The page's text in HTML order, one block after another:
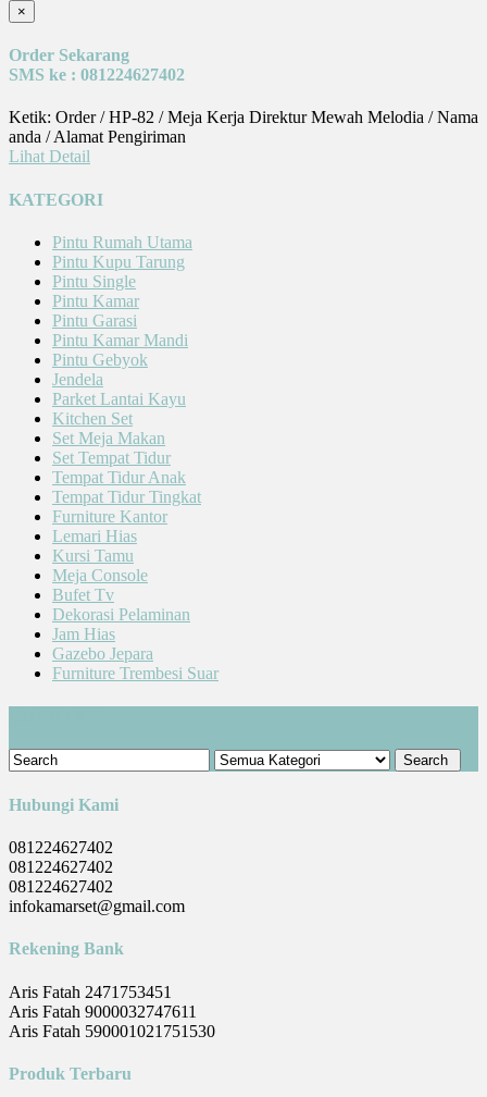
×
Order Sekarang
SMS ke : 081224627402
Ketik: Order / HP-82 / Meja Kerja Direktur Mewah Melodia / Nama
anda / Alamat Pengiriman
Lihat Detail
KATEGORI
Pintu Rumah Utama
Pintu Kupu Tarung
Pintu Single
Pintu Kamar
Pintu Garasi
Pintu Kamar Mandi
Pintu Gebyok
Jendela
Parket Lantai Kayu
Kitchen Set
Set Meja Makan
Set Tempat Tidur
Tempat Tidur Anak
Tempat Tidur Tingkat
Furniture Kantor
Lemari Hias
Kursi Tamu
Meja Console
Bufet Tv
Dekorasi Pelaminan
Jam Hias
Gazebo Jepara
Furniture Trembesi Suar
Hubungi Kami
081224627402
081224627402
081224627402
infokamarset@gmail.com
Rekening Bank
Aris Fatah 2471753451
Aris Fatah 9000032747611
Aris Fatah 590001021751530
Produk Terbaru